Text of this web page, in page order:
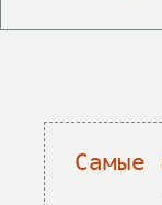
Самые